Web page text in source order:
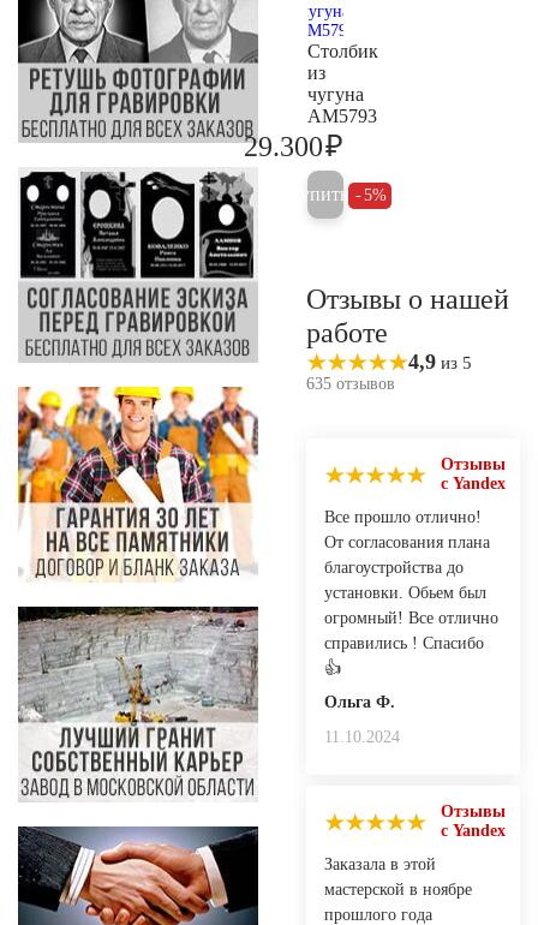
Столбик
из
чугуна
AM5793
29.300₽
Купить 5%
Отзывы о нашей
работе
4,9 из 5
635 отзывов
Отзывы
с Yandex
Все прошло отлично!
От согласования плана
благоустройства до
установки. Обьем был
огромный! Все отлично
справились ! Спасибо
👍
Ольга Ф.
11.10.2024
Отзывы
с Yandex
Заказала в этой
мастерской в ноябре
прошлого года